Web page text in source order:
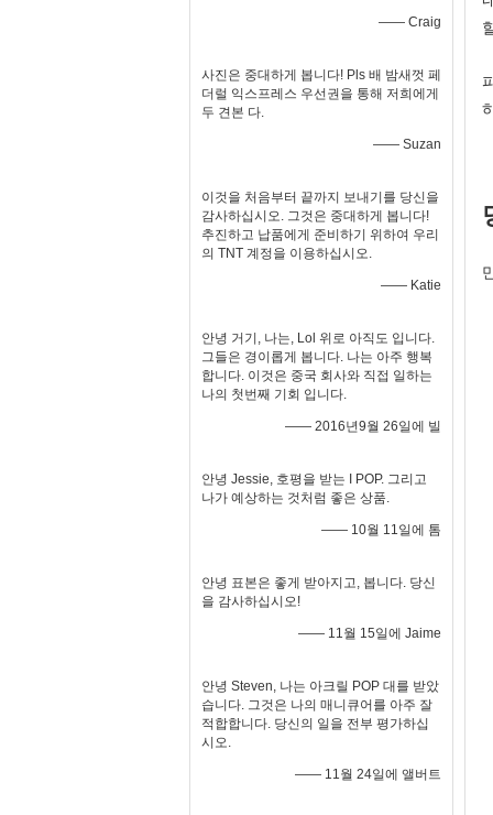
—— Craig
사진은 중대하게 봅니다! Pls 배 밤새껏 페
더럴 익스프레스 우선권을 통해 저희에게
두 견본 다.
—— Suzan
이것을 처음부터 끝까지 보내기를 당신을
감사하십시오. 그것은 중대하게 봅니다!
추진하고 납품에게 준비하기 위하여 우리
의 TNT 계정을 이용하십시오.
—— Katie
안녕 거기, 나는, Lol 위로 아직도 입니다.
그들은 경이롭게 봅니다. 나는 아주 행복
합니다. 이것은 중국 회사와 직접 일하는
나의 첫번째 기회 입니다.
—— 2016년9월 26일에 빌
안녕 Jessie, 호평을 받는 I POP. 그리고
나가 예상하는 것처럼 좋은 상품.
—— 10월 11일에 톰
안녕 표본은 좋게 받아지고, 봅니다. 당신
을 감사하십시오!
—— 11월 15일에 Jaime
안녕 Steven, 나는 아크릴 POP 대를 받았
습니다. 그것은 나의 매니큐어를 아주 잘
적합합니다. 당신의 일을 전부 평가하십
시오.
—— 11월 24일에 앨버트